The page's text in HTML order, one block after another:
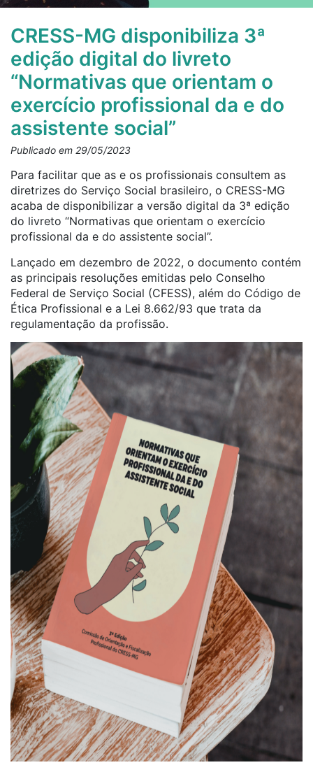
CRESS-MG disponibiliza 3ª
edição digital do livreto
“Normativas que orientam o
exercício profissional da e do
assistente social”
Publicado em 29/05/2023
Para facilitar que as e os profissionais consultem as
diretrizes do Serviço Social brasileiro, o CRESS-MG
acaba de disponibilizar a versão digital da 3ª edição
do livreto “Normativas que orientam o exercício
profissional da e do assistente social”.
Lançado em dezembro de 2022, o documento contém
as principais resoluções emitidas pelo Conselho
Federal de Serviço Social (CFESS), além do Código de
Ética Profissional e a Lei 8.662/93 que trata da
regulamentação da profissão.